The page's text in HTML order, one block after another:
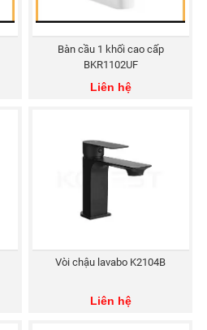
Bàn cầu 1 khối cao cấp
BKR1102UF
Liên hệ
Vòi chậu lavabo K2104B
Liên hệ